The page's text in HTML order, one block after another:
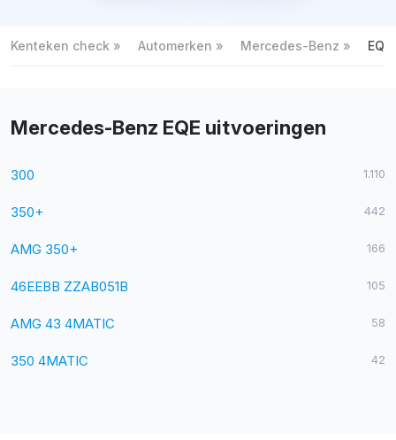
Kenteken check Automerken Mercedes-Benz EQE
Mercedes-Benz EQE uitvoeringen
300 1.110
350+ 442
AMG 350+ 166
46EEBB ZZAB051B 105
AMG 43 4MATIC 58
350 4MATIC 42